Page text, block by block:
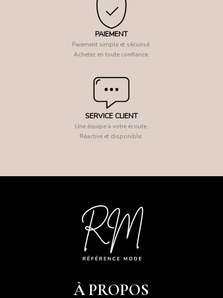
PAIEMENT
Paiement simple et sécurisé.
Achetez en toute confiance.
SERVICE CLIENT
Une équipe à votre écoute.
Réactive et disponible.
À PROPOS